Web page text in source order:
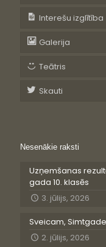
Interešu izglītība
Galerija
Teātris
Skauti
Nesenākie raksti
Uzņemšanas
gada 10. klasēs
3. jūlijs, 2026
Sveicam,
2. jūlijs, 2026